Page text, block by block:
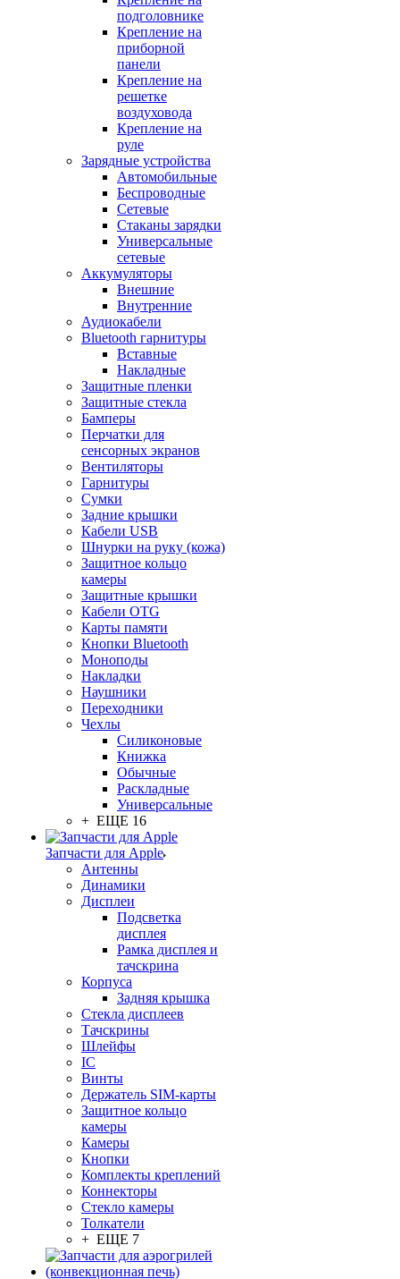
подголовнике
Крепление на
приборной
панели
Крепление на
решетке
воздуховода
Крепление на
руле
Зарядные устройства
Автомобильные
Беспроводные
Сетевые
Стаканы зарядки
Универсальные
сетевые
Аккумуляторы
Внешние
Внутренние
Аудиокабели
Bluetooth гарнитуры
Вставные
Накладные
Защитные пленки
Защитные стекла
Бамперы
Перчатки для
сенсорных экранов
Вентиляторы
Гарнитуры
Сумки
Задние крышки
Кабели USB
Шнурки на руку (кожа)
Защитное кольцо
камеры
Защитные крышки
Кабели OTG
Карты памяти
Кнопки Bluetooth
Моноподы
Накладки
Наушники
Переходники
Чехлы
Силиконовые
Книжка
Обычные
Раскладные
Универсальные
+ ЕЩЕ 16
Запчасти для Apple
Антенны
Динамики
Дисплеи
Подсветка
дисплея
Рамка дисплея и
тачскрина
Корпуса
Задняя крышка
Стекла дисплеев
Тачскрины
Шлейфы
IC
Винты
Держатель SIM-карты
Защитное кольцо
камеры
Камеры
Кнопки
Комплекты креплений
Коннекторы
Стекло камеры
Толкатели
+ ЕЩЕ 7